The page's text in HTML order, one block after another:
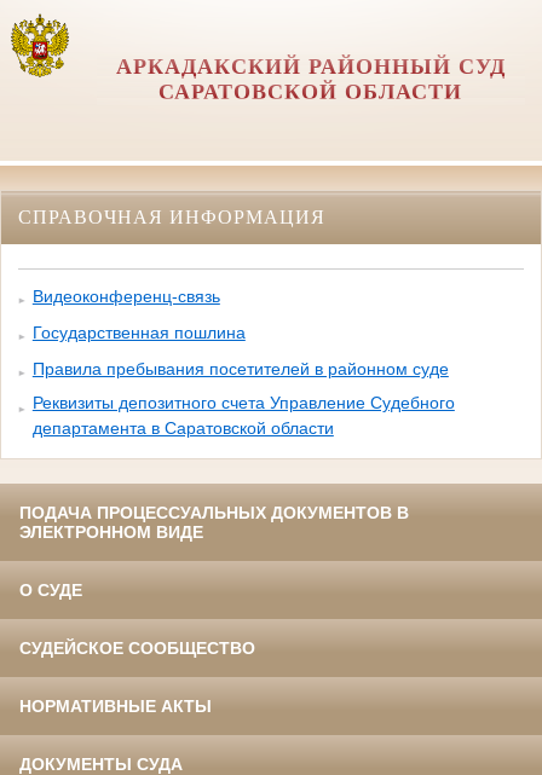
АРКАДАКСКИЙ РАЙОННЫЙ СУД
САРАТОВСКОЙ ОБЛАСТИ
СПРАВОЧНАЯ ИНФОРМАЦИЯ
Видеоконференц-связь
Государственная пошлина
Правила пребывания посетителей в районном суде
Реквизиты депозитного счета Управление Судебного
департамента в Саратовской области
ПОДАЧА ПРОЦЕССУАЛЬНЫХ ДОКУМЕНТОВ В
ЭЛЕКТРОННОМ ВИДЕ
О СУДЕ
СУДЕЙСКОЕ СООБЩЕСТВО
НОРМАТИВНЫЕ АКТЫ
ДОКУМЕНТЫ СУДА